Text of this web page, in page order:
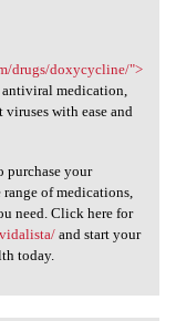
drugs/doxycycline/">
medication,
with ease and
purchase your
of medications,
need. Click here for
and start your
today.